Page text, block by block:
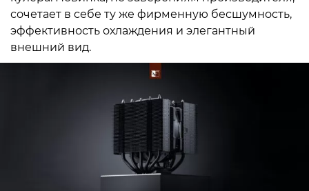
сочетает в себе ту же фирменную бесшумность,
эффективность охлаждения и элегантный
внешний вид.